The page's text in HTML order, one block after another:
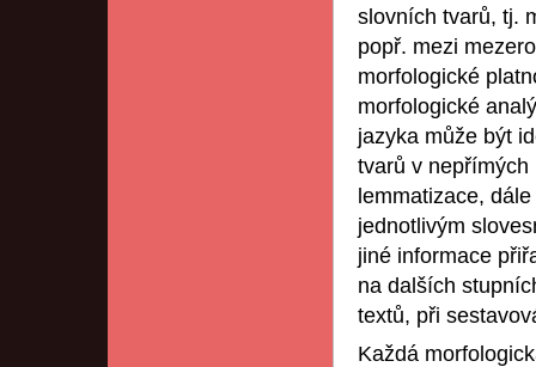
slovních tvarů, tj.
popř. mezi
morfologické
morfologické
jazyka může být
tvarů v nepřímých
lemmatizace,
jednotlivým
jiné informace
na dalších
textů, při
Každá